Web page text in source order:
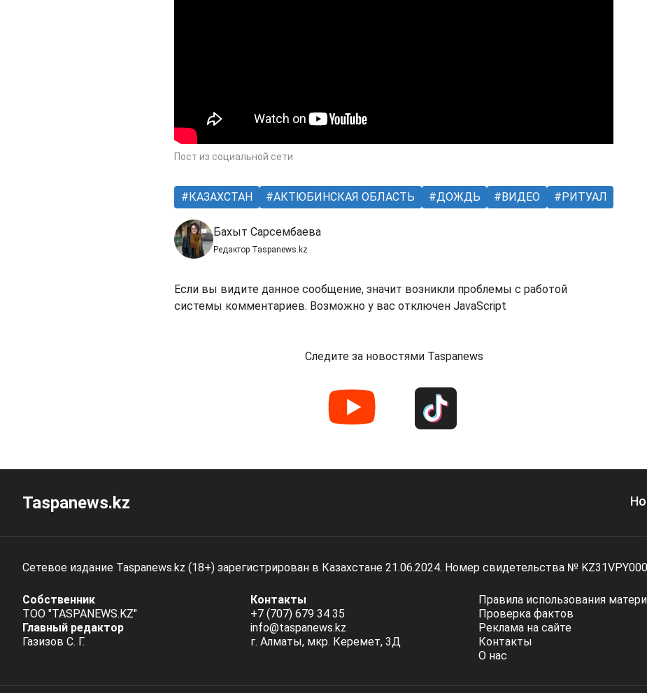
Пост из социальной сети
КАЗАХСТАН АКТЮБИНСКАЯ ОБЛАСТЬ ДОЖДЬ ВИДЕО РИТУАЛ
Бахыт Сарсембаева
Редактор Taspanews.kz
Если вы видите данное сообщение, значит возникли проблемы с работой
системы комментариев. Возможно у вас отключен JavaScript
Следите за новостями Taspanews
Taspanews.kz
Сетевое издание Taspanews.kz (18+) зарегистрирован в Казахстане 21.06.2024. Номер свидетельства №
Собственник
ТОО "TASPANEWS.KZ"
Главный редактор
Газизов С. Г.
Контакты
+7 (707) 679 34 35
info@taspanews.kz
г. Алматы, мкр. Керемет, 3Д
Правила использования
Проверка фактов
Реклама на сайте
Контакты
О нас